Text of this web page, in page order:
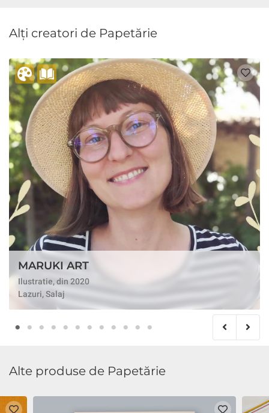
Alți creatori de Papetărie
MARUKI ART
Ilustratie, din 2020
Lazuri, Salaj
Alte produse de Papetărie